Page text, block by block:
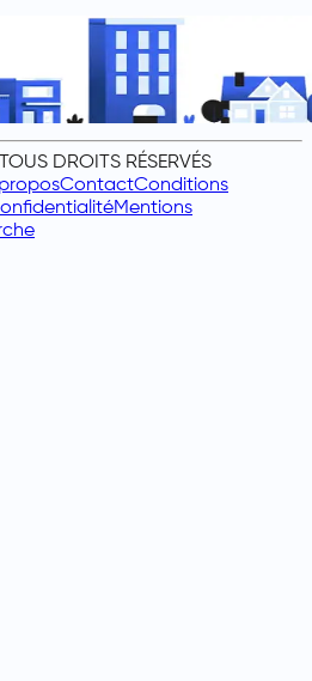
DROITS RÉSERVÉS
ContactConditions
Mentions